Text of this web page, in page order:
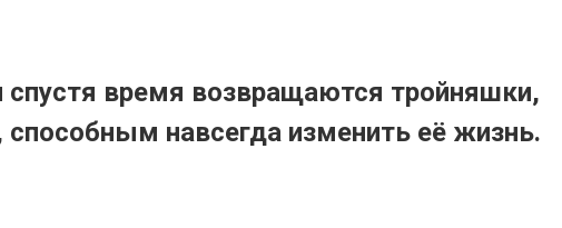
время возвращаются тройняшки,
навсегда изменить её жизнь.